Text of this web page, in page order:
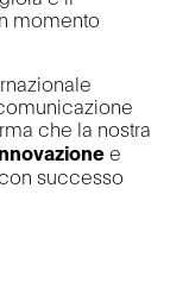
momento
che la nostra
e
successo